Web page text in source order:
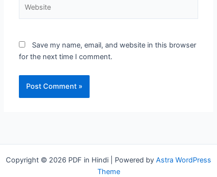
Save my name, email, and website in this browser
for the next time I comment.
Copyright © 2026 PDF in Hindi | Powered by Astra WordPress
Theme